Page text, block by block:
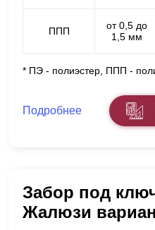
ППП
от 0,5 до
1,5 мм
* ПЭ - полиэстер, ППП -
Подробнее
Забор под
Жалюзи